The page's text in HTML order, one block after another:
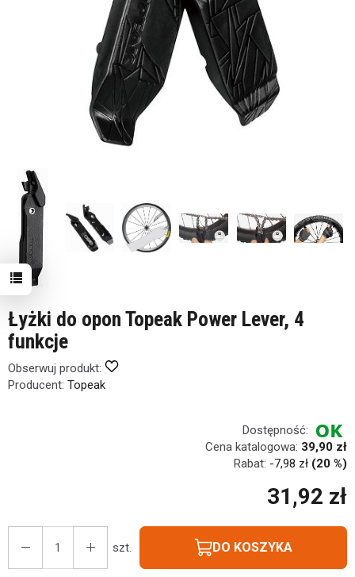
Łyżki do opon Topeak Power Lever, 4
funkcje
Obserwuj produkt:
Producent: Topeak
Dostępność:
Cena katalogowa: 39,90 zł
Rabat: -7,98 zł (20 %)
31,92 zł
szt. DO KOSZYKA